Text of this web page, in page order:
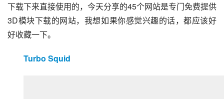
下载下来直接使用的，今天分享的45个网站是专门免费提供
3D模块下载的网站，我想如果你感觉兴趣的话，都应该好
好收藏一下。
Turbo Squid